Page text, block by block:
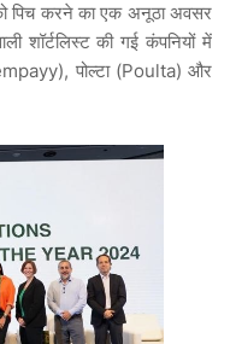
पिच करने का एक अनूठा अवसर
शॉर्टलिस्ट की गई कंपनियों में
पोल्टा (Poulta) और